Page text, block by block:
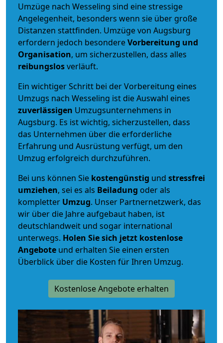
Umzüge nach Wesseling sind eine stressige
Angelegenheit, besonders wenn sie über große
Distanzen stattfinden. Umzüge von Augsburg
erfordern jedoch besondereVorbereitung und
Organisation, um sicherzustellen, dass alles
reibungslosverläuft.
Ein wichtiger Schritt bei der Vorbereitung eines
Umzugs nach Wesseling ist die Auswahl eines
zuverlässigen Umzugsunternehmens in
Augsburg. Es ist wichtig, sicherzustellen, dass
das Unternehmen über die erforderliche
Erfahrung und Ausrüstung verfügt, um den
Umzug erfolgreich durchzuführen.
Bei uns können Sie kostengünstig und stressfrei
umziehen, sei es als Beiladung oder als
kompletter Umzug. Unser Partnernetzwerk, das
wir über die Jahre aufgebaut haben, ist
deutschlandweit und sogar international
unterwegs. Holen Sie sich jetzt kostenlose
Angebote und erhalten Sie einen ersten
Überblick über die Kosten für Ihren Umzug.
Kostenlose Angebote erhalten